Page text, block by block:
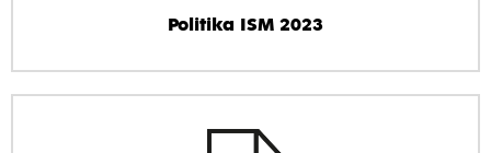
Politika ISM 2023